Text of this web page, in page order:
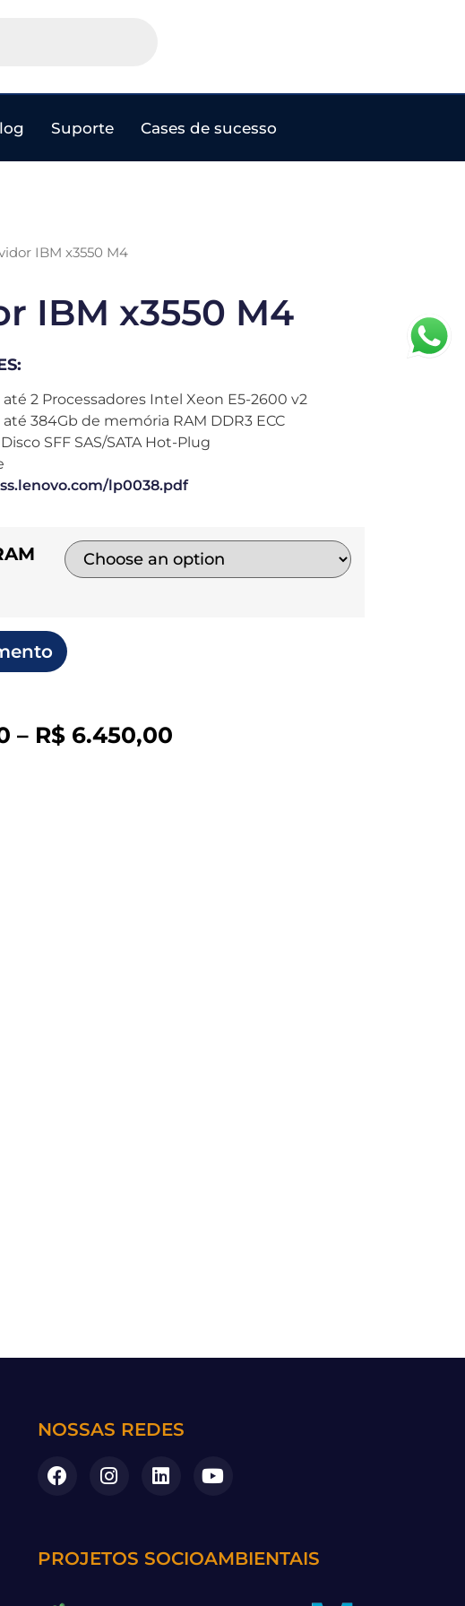
Suporte Cases de sucesso
IBM x3550 M4
IBM x3550 M4
2 Processadores Intel Xeon E5-2600 v2
384Gb de memória RAM DDR3 ECC
SFF SAS/SATA Hot-Plug
lp0038.pdf
– R$ 6.450,00
NOSSAS REDES
PROJETOS SOCIOAMBIENTAIS